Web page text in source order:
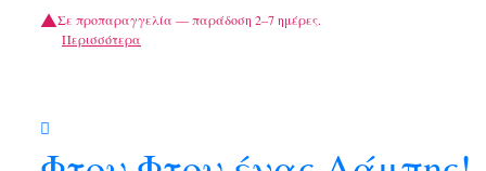
Σε προπαραγγελία — παράδοση 2–7 ημέρες.
Περισσότερα